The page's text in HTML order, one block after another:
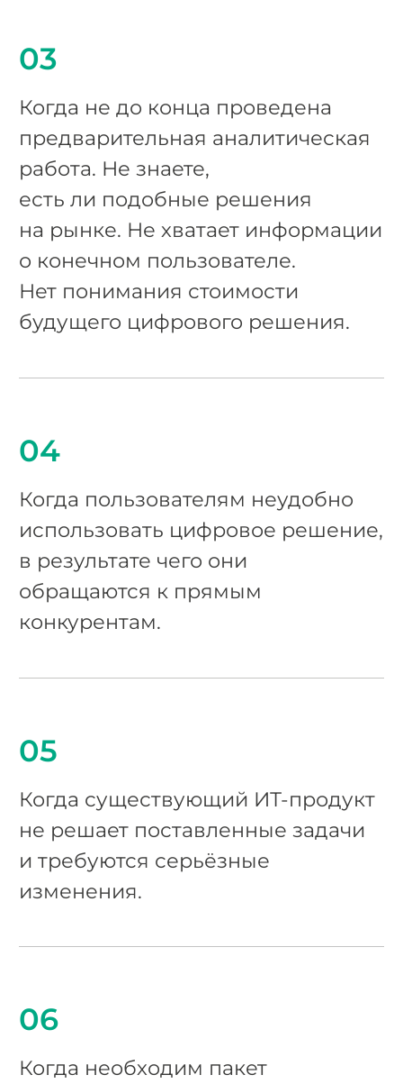
03
Когда не до конца проведена
предварительная аналитическая
работа. Не знаете,
есть ли подобные решения
на рынке. Не хватает информации
о конечном пользователе.
Нет понимания стоимости
будущего цифрового решения.
04
Когда пользователям неудобно
использовать цифровое решение,
в результате чего они
обращаются к прямым
конкурентам.
05
Когда существующий ИТ-продукт
не решает поставленные задачи
и требуются серьёзные
изменения.
06
Когда необходим пакет